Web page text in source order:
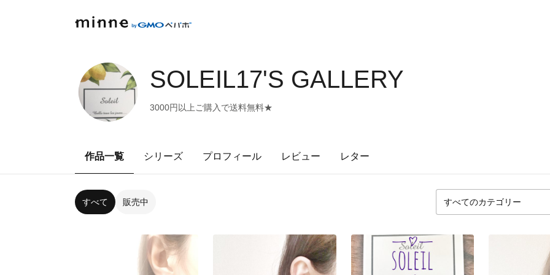
SOLEIL17'S GALLERY
3000円以上ご購入で送料無料★
作品一覧 シリーズ プロフィール レビュー レター
すべて 販売中